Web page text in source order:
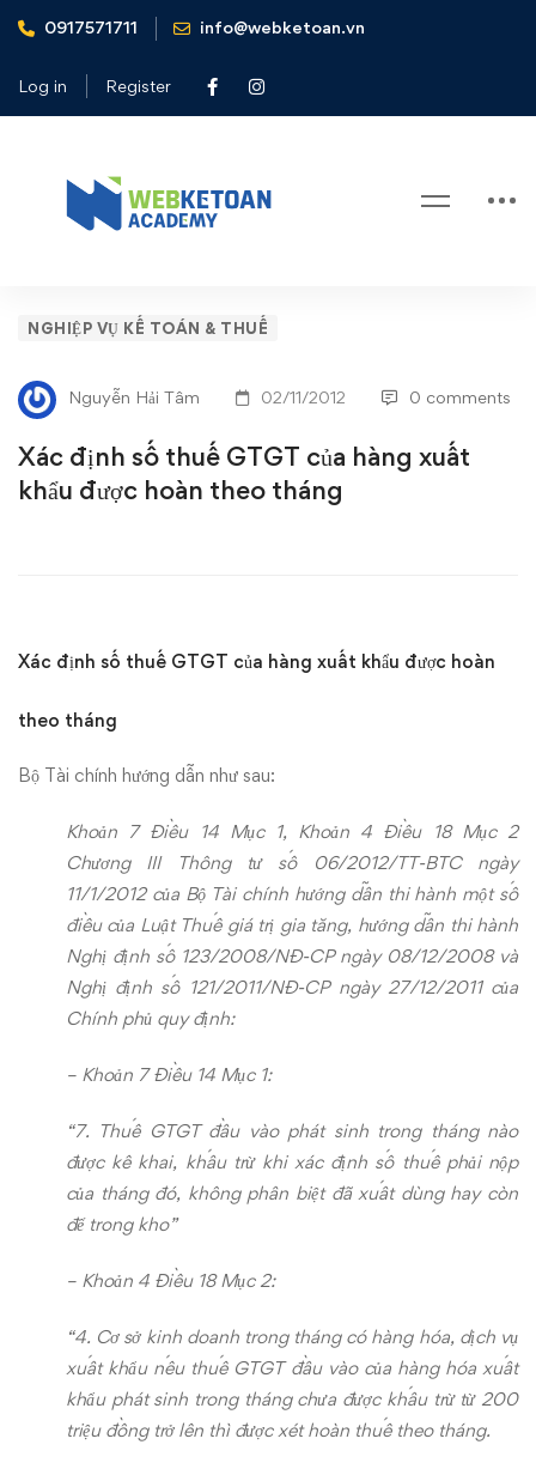
0917571711 info@webketoan.vn
Log in Register
Home
Nghiệp vụ Kế toán & Thuế
theo tháng
Xác
định
số
thuế
hàng
xuất
khẩu
được
hoàn
theo
tháng
NGHIỆP VỤ KẾ TOÁN & THUẾ
Nguyễn Hải Tâm 02/11/2012 0 comments
Xác định số thuế GTGT của hàng xuất
khẩu được hoàn theo tháng
Xác định số thuế GTGT của hàng xuất khẩu được hoàn
theo tháng
Bộ Tài chính hướng dẫn như sau:
Khoản 7 Điều 14 Mục 1, Khoản 4 Điều 18 Mục 2
Chương III Thông tư số 06/2012/TT-BTC ngày
11/1/2012 của Bộ Tài chính hướng dẫn thi hành một số
điều của Luật Thuế giá trị gia tăng, hướng dẫn thi hành
Nghị định số 123/2008/NĐ-CP ngày 08/12/2008 và
Nghị định số 121/2011/NĐ-CP ngày 27/12/2011 của
Chính phủ quy định:
– Khoản 7 Điều 14 Mục 1:
“7. Thuế GTGT đầu vào phát sinh trong tháng nào
được kê khai, khấu trừ khi xác định số thuế phải nộp
của tháng đó, không phân biệt đã xuất dùng hay còn
để trong kho”
– Khoản 4 Điều 18 Mục 2:
“4. Cơ sở kinh doanh trong tháng có hàng hóa, dịch vụ
xuất khẩu nếu thuế GTGT đầu vào của hàng hóa xuất
khẩu phát sinh trong tháng chưa được khấu trừ từ 200
triệu đồng trở lên thì được xét hoàn thuế theo tháng.